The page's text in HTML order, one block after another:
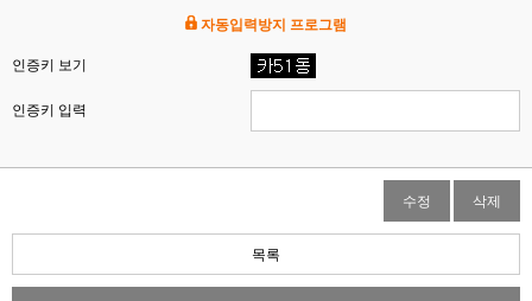
자동입력방지 프로그램
인증키 보기
인증키 입력
수정 삭제
목록